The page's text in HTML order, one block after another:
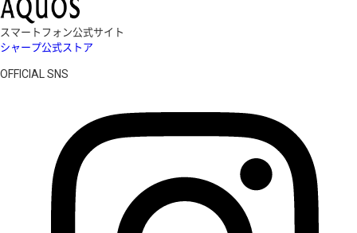
スマートフォン公式サイト
シャープ公式ストア
OFFICIAL SNS